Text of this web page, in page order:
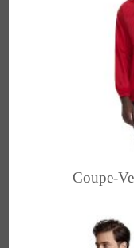
Coupe-